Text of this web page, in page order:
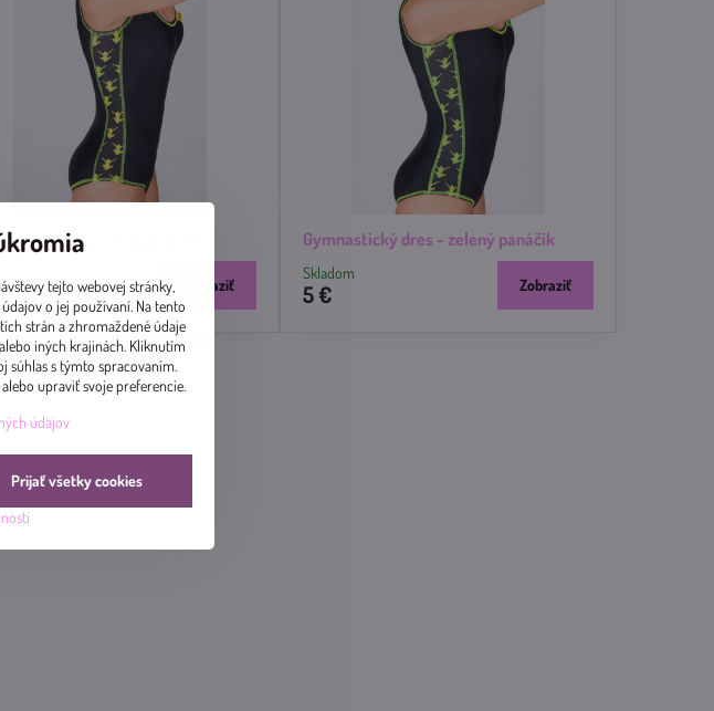
dres - žltý panáčik
Zobraziť
Gymnastický dres - zelený panáčik
Skladom
5 € Zobraziť
tejto webovej stránky,
o jej používaní. Na tento
strán a zhromaždené údaje
iných krajinách. Kliknutím
súhlas s týmto spracovaním.
upraviť svoje preferencie.
údajov
Prijať všetky cookies